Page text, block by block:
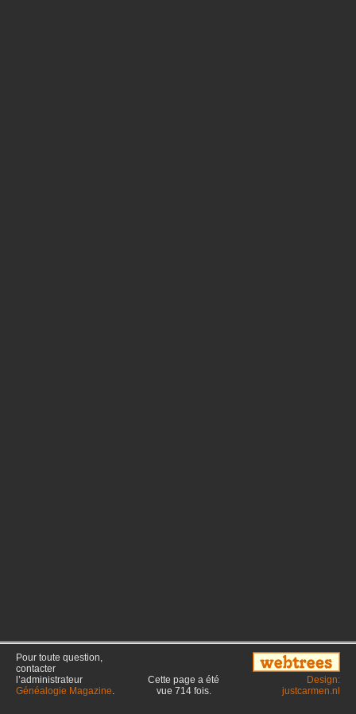
Pour toute question,
contacter
l’administrateur
Généalogie Magazine.
Cette page a été
vue 714fois.
Design:
justcarmen.nl